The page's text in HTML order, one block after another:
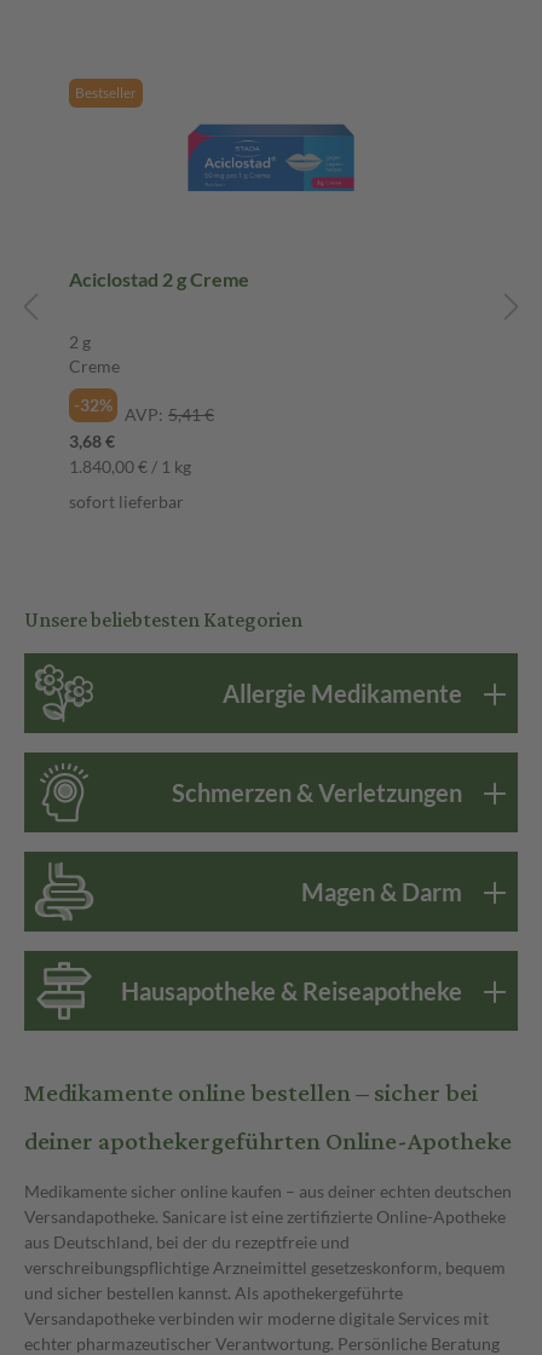
Medikamente online bestellen – sicher bei
deiner apothekergeführten Online-Apotheke
Medikamente sicher online kaufen – aus deiner echten deutschen
Versandapotheke. Sanicare ist eine zertifizierte Online-Apotheke
aus Deutschland, bei der du rezeptfreie und
verschreibungspflichtige Arzneimittel gesetzeskonform, bequem
und sicher bestellen kannst. Als apothekergeführte
Versandapotheke verbinden wir moderne digitale Services mit
echter pharmazeutischer Verantwortung. Persönliche Beratung
Bestseller
Aciclostad 2 g Creme
2 g
Creme
-32%
AVP: 5,41 €
3,68 €
1.840,00 € / 1 kg
sofort lieferbar
Unsere beliebtesten Kategorien
Allergie Medikamente
Schmerzen & Verletzungen
Magen & Darm
Hausapotheke & Reiseapotheke